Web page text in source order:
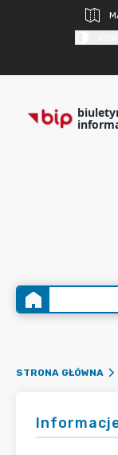
STRONA GŁÓWNA